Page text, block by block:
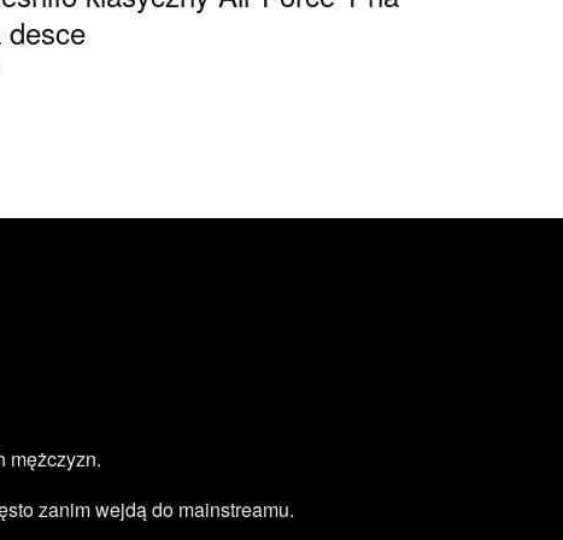
desce
mężczyzn.
zanim wejdą do mainstreamu.